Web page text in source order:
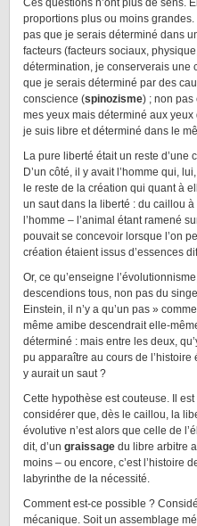
Ces questions n’ont plus de sens.
proportions plus ou moins
pas que je serais déterminé dans
facteurs (facteurs sociaux,
détermination, je conserverais une
que je serais déterminé par des
conscience (spinozisme) ; non
mes yeux mais déterminé aux yeux
je suis libre et déterminé dans le
La pure liberté était un reste d’une
D’un côté, il y avait l’homme qui,
le reste de la création qui quant à
un saut dans la liberté : du caillou à
l’homme – l’animal étant ramené
pouvait se concevoir lorsque l’on
création étaient issus d’essences
Or, ce qu’enseigne
descendions tous, non pas du
Einstein, il n’y a qu’un pas »
même amibe descendrait elle-
déterminé : mais entre les deux,
pu apparaître au cours de l’histoire
y aurait un saut ?
Cette hypothèse est couteuse. Il
considérer que, dès le caillou, la
évolutive n’est alors que celle de
dit, d’un graissage du libre arbitre
moins – ou encore, c’est l’histoire
labyrinthe de la nécessité.
Comment est-ce possible ?
mécanique. Soit un assemblage